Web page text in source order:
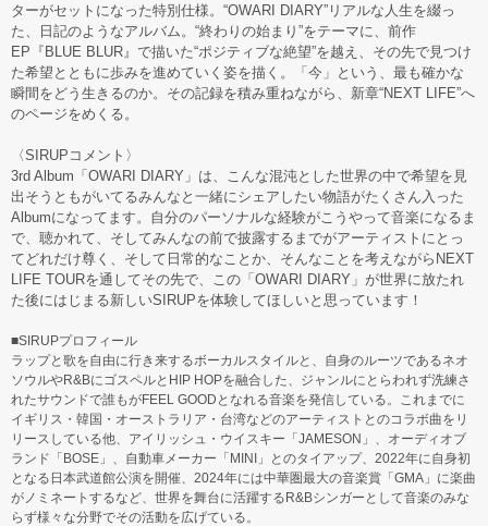
ターがセットになった特別仕様。“OWARI DIARY”リアルな人生を綴っ
た、日記のようなアルバム。“終わりの始まり”をテーマに、前作
EP『BLUE BLUR』で描いた“ポジティブな絶望”を越え、その先で見つけ
た希望とともに歩みを進めていく姿を描く。「今」という、最も確かな
瞬間をどう生きるのか。その記録を積み重ねながら、新章“NEXT LIFE”へ
のページをめくる。
〈SIRUPコメント〉
3rd Album「OWARI DIARY」は、こんな混沌とした世界の中で希望を見
出そうともがいてるみんなと一緒にシェアしたい物語がたくさん入った
Albumになってます。自分のパーソナルな経験がこうやって音楽になるま
で、聴かれて、そしてみんなの前で披露するまでがアーティストにとっ
てどれだけ尊く、そして日常的なことか、そんなことを考えながらNEXT
LIFE TOURを通してその先で、この「OWARI DIARY」が世界に放たれ
た後にはじまる新しいSIRUPを体験してほしいと思っています！
■SIRUPプロフィール
ラップと歌を自由に行き来するボーカルスタイルと、自身のルーツであるネオ
ソウルやR&BにゴスペルとHIP HOPを融合した、ジャンルにとらわれず洗練さ
れたサウンドで誰もがFEEL GOODとなれる音楽を発信している。これまでに
イギリス・韓国・オーストラリア・台湾などのアーティストとのコラボ曲をリ
リースしている他、アイリッシュ・ウイスキー「JAMESON」、オーディオブ
ランド「BOSE」、自動車メーカー「MINI」とのタイアップ、2022年に自身初
となる日本武道館公演を開催、2024年には中華圏最大の音楽賞「GMA」に楽曲
がノミネートするなど、世界を舞台に活躍するR&Bシンガーとして音楽のみな
らず様々な分野でその活動を広げている。